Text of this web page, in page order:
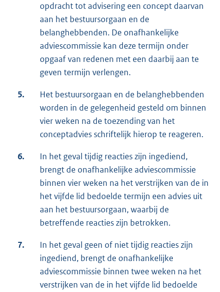
opdracht tot advisering een concept daarvan
aan het bestuursorgaan en de
belanghebbenden. De onafhankelijke
adviescommissie kan deze termijn onder
opgaaf van redenen met een daarbij aan te
geven termijn verlengen.
5.
Het bestuursorgaan en de belanghebbenden
worden in de gelegenheid gesteld om binnen
vier weken na de toezending van het
conceptadvies schriftelijk hierop te reageren.
6.
In het geval tijdig reacties zijn ingediend,
brengt de onafhankelijke adviescommissie
binnen vier weken na het verstrijken van de in
het vijfde lid bedoelde termijn een advies uit
aan het bestuursorgaan, waarbij de
betreffende reacties zijn betrokken.
7.
In het geval geen of niet tijdig reacties zijn
ingediend, brengt de onafhankelijke
adviescommissie binnen twee weken na het
verstrijken van de in het vijfde lid bedoelde